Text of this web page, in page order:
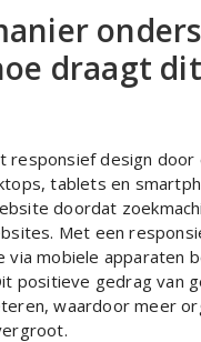
draagt
responsief design
tablets en
doordat
Met een
via mobiele apparaten
positieve gedrag van
waardoor meer